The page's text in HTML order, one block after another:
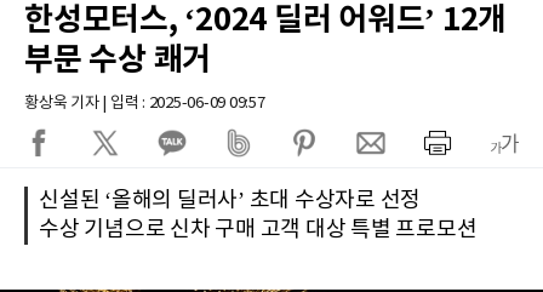
한성모터스, ‘2024 딜러 어워드’ 12개
부문 수상 쾌거
황상욱 기자 | 입력 : 2025-06-09 09:57
신설된 ‘올해의 딜러사’ 초대 수상자로 선정
수상 기념으로 신차 구매 고객 대상 특별 프로모션